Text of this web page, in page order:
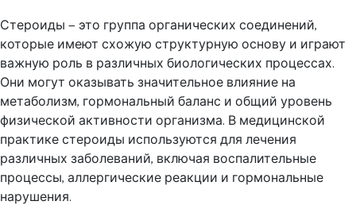
Стероиды — это группа органических соединений,
которые имеют схожую структурную основу и играют
важную роль в различных биологических процессах.
Они могут оказывать значительное влияние на
метаболизм, гормональный баланс и общий уровень
физической активности организма. В медицинской
практике стероиды используются для лечения
различных заболеваний, включая воспалительные
процессы, аллергические реакции и гормональные
нарушения.